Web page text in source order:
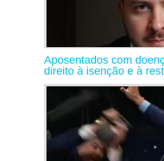
Aposentados com
direito à isenção e à